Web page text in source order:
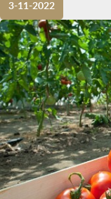
3-11-2022